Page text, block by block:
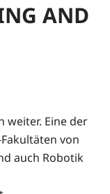
AND
weiter. Eine der
von
auch Robotik